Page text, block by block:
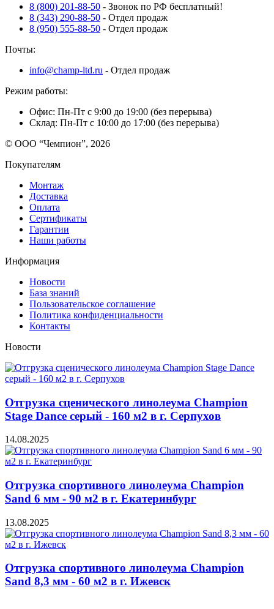
8 (800) 201-88-50 - Звонок по РФ бесплатный!
8 (343) 290-88-50 - Отдел продаж
8 (950) 555-88-50 - Отдел продаж
Почты:
info@champ-ltd.ru - Отдел продаж
Режим работы:
Офис: Пн-Пт с 9:00 до 19:00 (без перерыва)
Склад: Пн-Пт с 10:00 до 17:00 (без перерыва)
© ООО “Чемпион”, 2026
Покупателям
Монтаж
Доставка
Оплата
Сертификаты
Гарантии
Наши работы
Информация
Новости
База знаний
Пользовательское соглашение
Политика конфиденциальности
Контакты
Новости
Отгрузка сценического линолеума Champion
Stage Dance серый - 160 м2 в г. Серпухов
14.08.2025
Отгрузка спортивного линолеума Champion
Sand 6 мм - 90 м2 в г. Екатеринбург
13.08.2025
Отгрузка спортивного линолеума Champion
Sand 8,3 мм - 60 м2 в г. Ижевск